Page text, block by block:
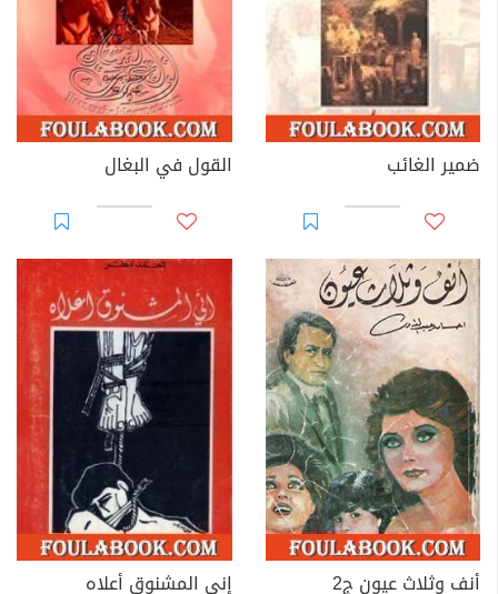
ضمير الغائب القول في البغال
أنف وثلاث عيون ج2 إني المشنوق أعلاه